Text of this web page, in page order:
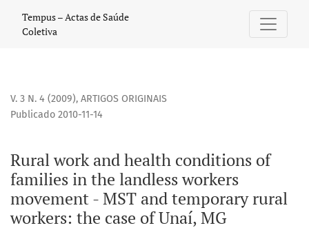
Rural work and health conditions of families in the
Tempus – Actas de Saúde
Coletiva
V. 3 N. 4 (2009), ARTIGOS ORIGINAIS
Rural work and health conditions of
families in the landless workers
movement - MST and temporary rural
workers: the case of Unaí, MG
Publicado 2010-11-14